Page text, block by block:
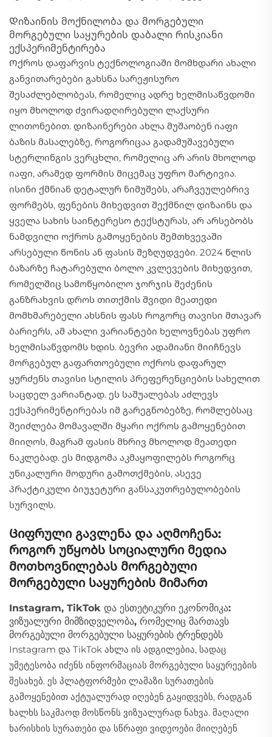
Დიზაინის მოქნილობა და მორგებული
მორგებული საყურების დაბალი რისკიანი
ექსპერიმენტირება
Ოქროს დაფარვის ტექნოლოგიაში მომხდარი ახალი
განვითარებები გახსნა სარეჟისურო
შესაძლებლობეას, რომელიც ადრე ხელმისაწვდომი
იყო მხოლოდ ძვირადღირებული ლაქსური
ლითონებით. დიზაინერები ახლა მუშაობენ იაფი
ბაზის მასალებზე, როგორიცაა გადამუშავებული
სტერლინგის ვერცხლი, რომელიც არ არის მხოლოდ
იაფი, არამედ ფორმის მიცემაც უფრო მარტივია.
ისინი ქმნიან დეტალურ ნიმუშებს, არაჩვეულებრივ
ფორმებს, ფენების მიხედვით შექმნილ დიზაინს და
ყველა სახის საინტერესო ტექსტურას, არ არსებობს
ნამდვილი ოქროს გამოყენების შემთხვევაში
არსებული წონის ან ფასის შეზღუდვები. 2024 წლის
ბაზარზე ჩატარებული ბოლო კვლევების მიხედვით,
რომელშიც სამოწყობილო ჯორჯის შეძენის
განზრახვის დროს თითქმის შვიდი მეათედი
მომხმარებელი ახსნის ფასს როგორც თავისი მთავარ
ბარიერს, ამ ახალი ვარიანტები ხელოვნებას უფრო
ხელმისაწვდომს ხდის. ბევრი ადამიანი მიიჩნევს
მორგებულ გაფართოებული ოქროს დაფარულ
ყურძენს თავისი სტილის პრეფერენციების სახელით
საცდელ ვარიანტად. ეს საშუალებას აძლევს
ექსპერიმენტირებას იმ გარეგნობებზე, რომლებსაც
შეიძლება მომავალში მყარი ოქროს გამოყენებით
მიიღოს, მაგრამ ფასის მხრივ მხოლოდ მეათედი
ნაკლებად. ეს მიდგომა აკმაყოფილებს როგორც
უნიკალური მოდური გამოთქმების, ასევე
პრაქტიკული ბიუჯეტური განსაკუთრებულობების
სურვილს.
Ციფრული გავლენა და აღმოჩენა:
როგორ უწყობს სოციალური მედია
მოთხოვნილებას მორგებული
მორგებული საყურების მიმართ
Instagram, TikTok და ესთეტიკური ეკონომიკა:
ვიზუალური მიმზიდველობა, რომელიც მართავს
მორგებული მორგებული საყურების ტრენდებს
Instagram და TikTok ახლა ის ადგილებია, სადაც
უმეტესობა იძენს ინფორმაციას მორგებული საყურეების
შესახებ. ეს პლატფორმები ლამაზი სურათების
გამოყენებით აქტუალურად იღებენ გაყიდვებს, რადგან
ხალხს საკმაოდ მოსწონს ვიზუალურად ნახვა. მაღალი
ხარისხის სურათები და სწრაფი ვიდეოები მიიღებენ